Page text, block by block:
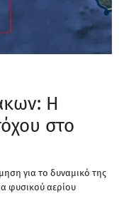
Η
στο
για το δυναμικό της
φυσικού αερίου